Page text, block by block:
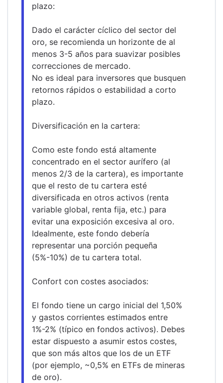
plazo:
Dado el carácter cíclico del sector del
oro, se recomienda un horizonte de al
menos 3-5 años para suavizar posibles
correcciones de mercado.
No es ideal para inversores que busquen
retornos rápidos o estabilidad a corto
plazo.
Diversificación en la cartera:
Como este fondo está altamente
concentrado en el sector aurífero (al
menos 2/3 de la cartera), es importante
que el resto de tu cartera esté
diversificada en otros activos (renta
variable global, renta fija, etc.) para
evitar una exposición excesiva al oro.
Idealmente, este fondo debería
representar una porción pequeña
(5%-10%) de tu cartera total.
Confort con costes asociados:
El fondo tiene un cargo inicial del 1,50%
y gastos corrientes estimados entre
1%-2% (típico en fondos activos). Debes
estar dispuesto a asumir estos costes,
que son más altos que los de un ETF
(por ejemplo, ~0,5% en ETFs de mineras
de oro).